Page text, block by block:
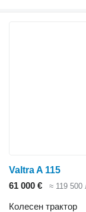
Valtra A 115
61 000 €
≈ 119 500
Колесен трактор